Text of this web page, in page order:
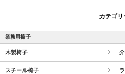
カテゴリ
業務用椅子
木製椅子
スチール椅子